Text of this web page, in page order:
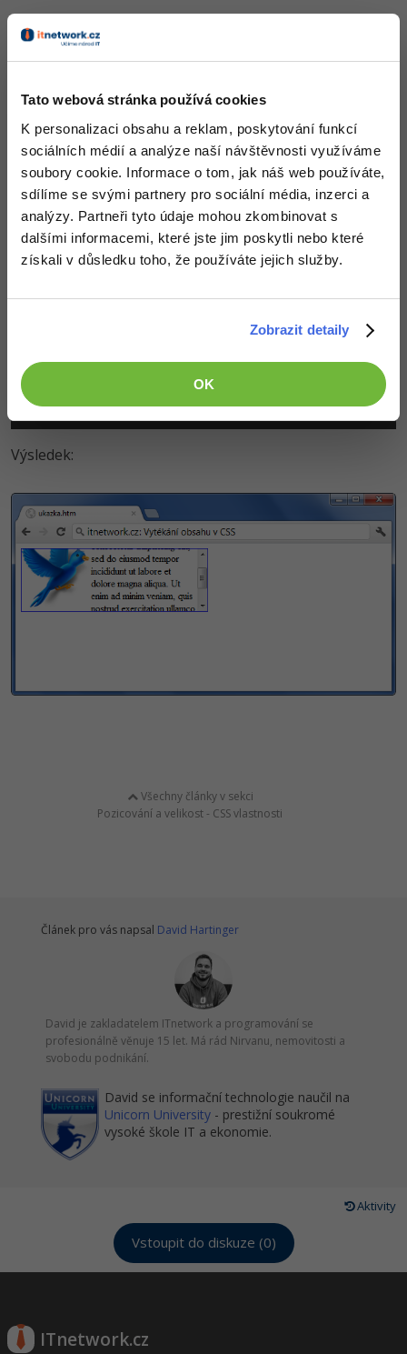
Tato webová stránka používá cookies
K personalizaci obsahu a reklam, poskytování funkcí
sociálních médií a analýze naší návštěvnosti využíváme
soubory cookie. Informace o tom, jak náš web používáte,
sdílíme se svými partnery pro sociální média, inzerci a
analýzy. Partneři tyto údaje mohou zkombinovat s
dalšími informacemi, které jste jim poskytli nebo které
získali v důsledku toho, že používáte jejich služby.
Zobrazit detaily
OK
overflow: hidden;
Vyzkoušejme ještě možnost auto:
overflow: auto;
Výsledek:
Všechny články v sekci
Pozicování a velikost - CSS vlastnosti
Článek pro vás napsal David Hartinger
David je zakladatelem ITnetwork a programování se
profesionálně věnuje 15 let. Má rád Nirvanu, nemovitosti a
svobodu podnikání.
David se informační technologie naučil na
Unicorn University - prestižní soukromé
vysoké škole IT a ekonomie.
Aktivity
Vstoupit do diskuze (0)
ITnetwork.cz